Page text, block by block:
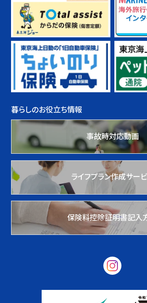
暮らしのお役立ち情報
事故時対応動画
ライフプラン作成サー
保険料控除証明書記入